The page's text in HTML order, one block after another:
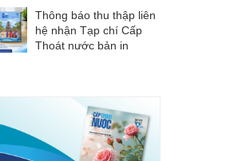
Thông báo thu thập liên
hệ nhận Tạp chí Cấp
Thoát nước bản in